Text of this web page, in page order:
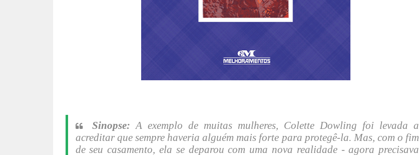
Sinopse: A exemplo de muitas mulheres, Colette Dowling foi levada a
acreditar que sempre haveria alguém mais forte para protegê-la. Mas, com o fim
de seu casamento, ela se deparou com uma nova realidade - agora precisava